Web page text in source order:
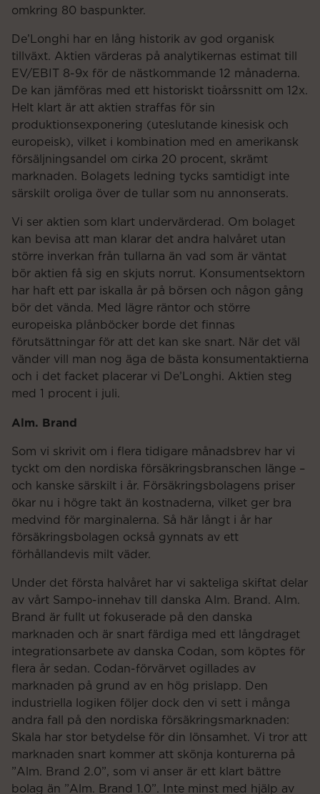
omkring 80 baspunkter.
De’Longhi har en lång historik av god organisk
tillväxt. Aktien värderas på analytikernas estimat till
EV/EBIT 8-9x för de nästkommande 12 månaderna.
De kan jämföras med ett historiskt tioårssnitt om 12x.
Helt klart är att aktien straffas för sin
produktionsexponering (uteslutande kinesisk och
europeisk), vilket i kombination med en amerikansk
försäljningsandel om cirka 20 procent, skrämt
marknaden. Bolagets ledning tycks samtidigt inte
särskilt oroliga över de tullar som nu annonserats.
Vi ser aktien som klart undervärderad. Om bolaget
kan bevisa att man klarar det andra halvåret utan
större inverkan från tullarna än vad som är väntat
bör aktien få sig en skjuts norrut. Konsumentsektorn
har haft ett par iskalla år på börsen och någon gång
bör det vända. Med lägre räntor och större
europeiska plånböcker borde det finnas
förutsättningar för att det kan ske snart. När det väl
vänder vill man nog äga de bästa konsumentaktierna
och i det facket placerar vi De’Longhi. Aktien steg
med 1 procent i juli.
Alm. Brand
Som vi skrivit om i flera tidigare månadsbrev har vi
tyckt om den nordiska försäkringsbranschen länge –
och kanske särskilt i år. Försäkringsbolagens priser
ökar nu i högre takt än kostnaderna, vilket ger bra
medvind för marginalerna. Så här långt i år har
försäkringsbolagen också gynnats av ett
förhållandevis milt väder.
Under det första halvåret har vi sakteliga skiftat delar
av vårt Sampo-innehav till danska Alm. Brand. Alm.
Brand är fullt ut fokuserade på den danska
marknaden och är snart färdiga med ett långdraget
integrationsarbete av danska Codan, som köptes för
flera år sedan. Codan-förvärvet ogillades av
marknaden på grund av en hög prislapp. Den
industriella logiken följer dock den vi sett i många
andra fall på den nordiska försäkringsmarknaden:
Skala har stor betydelse för din lönsamhet. Vi tror att
marknaden snart kommer att skönja konturerna på
”Alm. Brand 2.0”, som vi anser är ett klart bättre
bolag än ”Alm. Brand 1.0”. Inte minst med hjälp av